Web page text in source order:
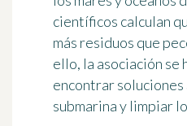
científicos calculan
más residuos que
ello, la asociación se
encontrar soluciones
submarina y limpiar